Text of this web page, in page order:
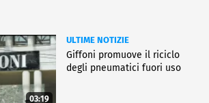
03:19
ULTIME NOTIZIE
Giffoni promuove il riciclo
degli pneumatici fuori uso